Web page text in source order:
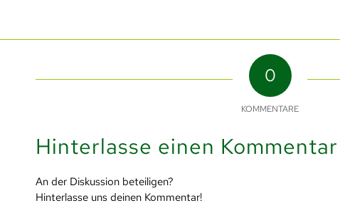
0
KOMMENTARE
Hinterlasse einen Kommentar
An der Diskussion beteiligen?
Hinterlasse uns deinen Kommentar!